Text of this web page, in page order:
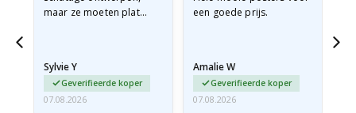
maar ze moeten plat
beetje…
Sylvie Y
Geverifieerde koper
07.08.2026
een goede prijs.
Amalie W
Geverifieerde koper
07.08.2026